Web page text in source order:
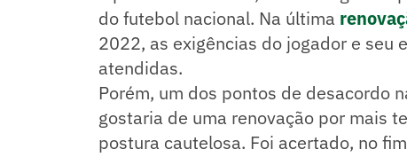
do futebol nacional. Na última
2022, as exigências do jogador e seu
atendidas.
Porém, um dos pontos de desacordo
gostaria de uma renovação por mais
postura cautelosa. Foi acertado, no